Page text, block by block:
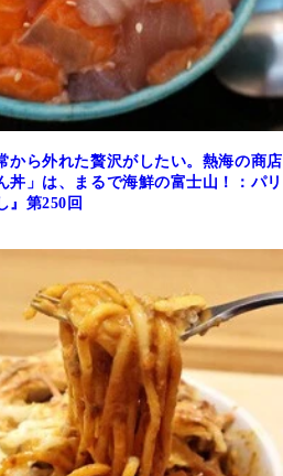
から外れた贅沢がしたい。熱海の商店
丼」は、まるで海鮮の富士山！：パリ
』第250回